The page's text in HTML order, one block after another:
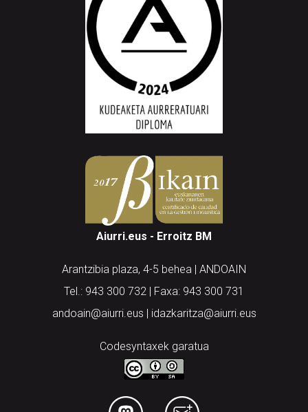
Aiurri.eus - Erroitz BM
Arantzibia plaza, 4-5 behea | ANDOAIN
Tel.: 943 300 732 | Faxa: 943 300 731
andoain@aiurri.eus | idazkaritza@aiurri.eus
Codesyntaxek garatua